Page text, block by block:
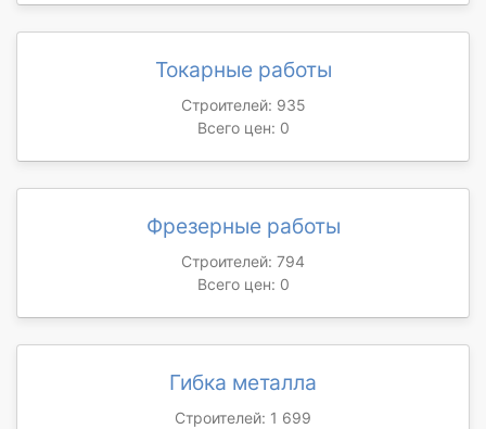
Токарные работы
Строителей: 935
Всего цен: 0
Фрезерные работы
Строителей: 794
Всего цен: 0
Гибка металла
Строителей: 1 699